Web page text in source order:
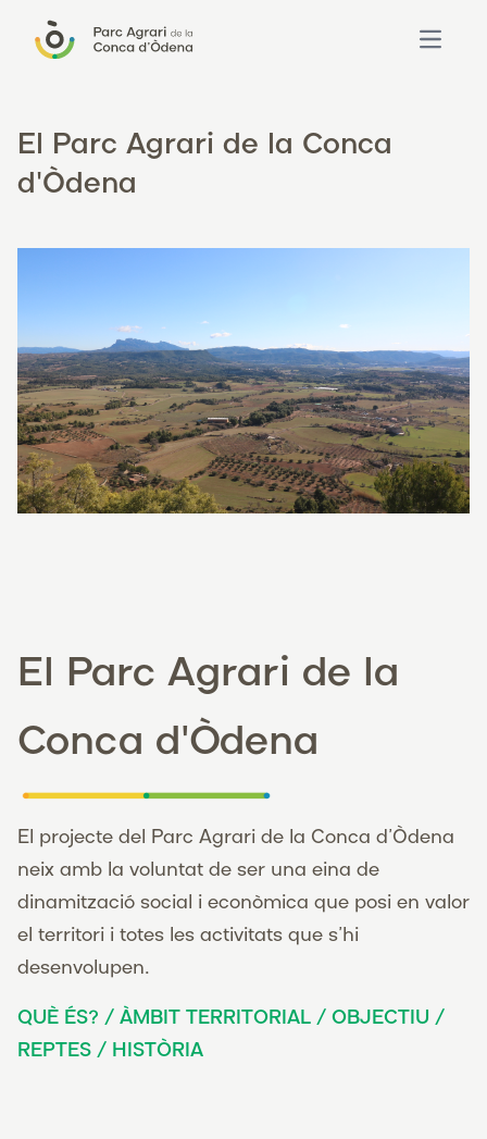
Open
El Parc Agrari de la Conca
d'Òdena
El Parc Agrari de la
Conca d'Òdena
El projecte del Parc Agrari de la Conca d’Òdena
neix amb la voluntat de ser una eina de
dinamització social i econòmica que posi en valor
el territori i totes les activitats que s’hi
desenvolupen.
QUÈ ÉS? / ÀMBIT TERRITORIAL / OBJECTIU /
REPTES / HISTÒRIA